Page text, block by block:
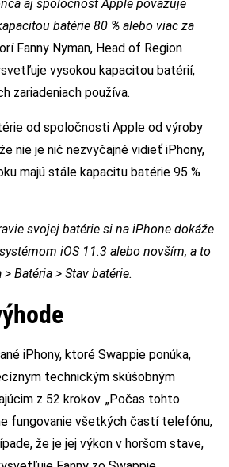
aj spoločnosť Apple považuje
batérie 80 % alebo viac za
Fanny Nyman, Head of Region
vysokou kapacitou batérií,
zariadeniach používa.
od spoločnosti Apple od výroby
nie je nič nezvyčajné vidieť iPhony,
majú stále kapacitu batérie 95 %
svojej batérie si na iPhone dokáže
iOS 11.3 alebo novším, a to
Batéria > Stav batérie.
iPhony, ktoré Swappie ponúka,
technickým skúšobným
z 52 krokov. „Počas tohto
fungovanie všetkých častí telefónu,
že je jej výkon v horšom stave,